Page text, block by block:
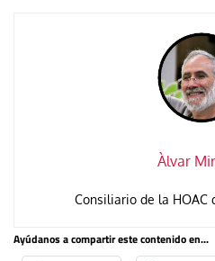
Àlvar
Consiliario de la HOAC
Ayúdanos a compartir este contenido en...